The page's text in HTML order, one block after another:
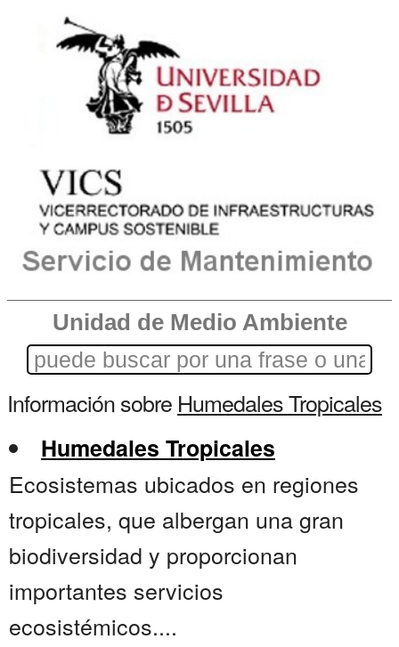
Unidad de Medio Ambiente
Información sobre Humedales Tropicales
Humedales Tropicales
Ecosistemas ubicados en regiones
tropicales, que albergan una gran
biodiversidad y proporcionan
importantes servicios
ecosistémicos....